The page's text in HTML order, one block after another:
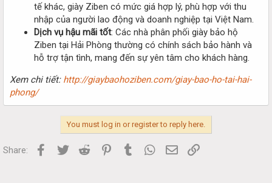
tế khác, giày Ziben có mức giá hợp lý, phù hợp với thu
nhập của người lao động và doanh nghiệp tại Việt Nam.
Dịch vụ hậu mãi tốt: Các nhà phân phối giày bảo hộ
Ziben tại Hải Phòng thường có chính sách bảo hành và
hỗ trợ tận tình, mang đến sự yên tâm cho khách hàng.
Xem chi tiết: http://giaybaohoziben.com/giay-bao-ho-tai-hai-
phong/
You must log in or register to reply here.
Share: Facebook
Twitter Reddit PinterestTumblr WhatsApp
Email